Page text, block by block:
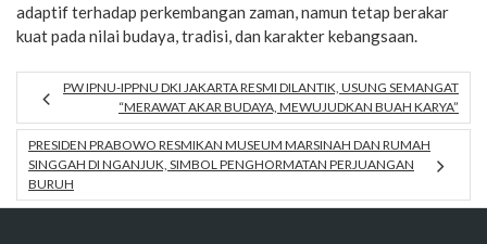
adaptif terhadap perkembangan zaman, namun tetap berakar
kuat pada nilai budaya, tradisi, dan karakter kebangsaan.
PW IPNU-IPPNU DKI JAKARTA RESMI DILANTIK, USUNG SEMANGAT
“MERAWAT AKAR BUDAYA, MEWUJUDKAN BUAH KARYA”
PRESIDEN PRABOWO RESMIKAN MUSEUM MARSINAH DAN RUMAH
SINGGAH DI NGANJUK, SIMBOL PENGHORMATAN PERJUANGAN
BURUH